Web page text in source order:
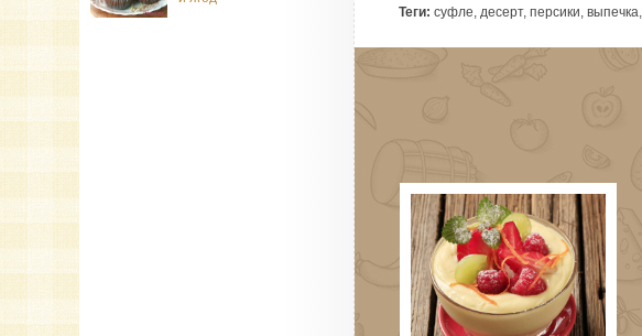
Теги: суфле, десерт, персики,